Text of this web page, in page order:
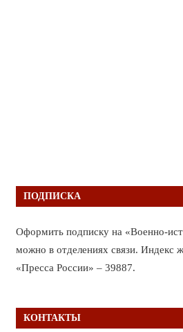
ПОДПИСКА
Оформить подписку на «Военно-
можно в отделениях связи. Индекс
«Пресса России» – 39887.
КОНТАКТЫ